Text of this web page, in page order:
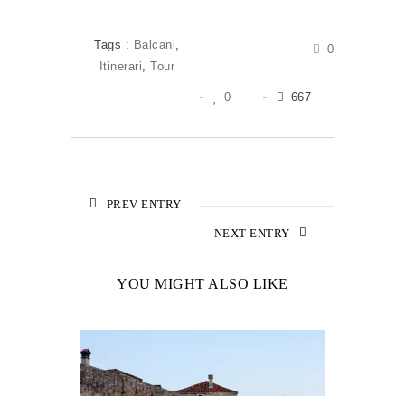
Tags : Balcani
Itinerari ,Tour
0
667
0
PREV ENTRY
NEXT ENTRY
YOU MIGHT ALSO LIKE